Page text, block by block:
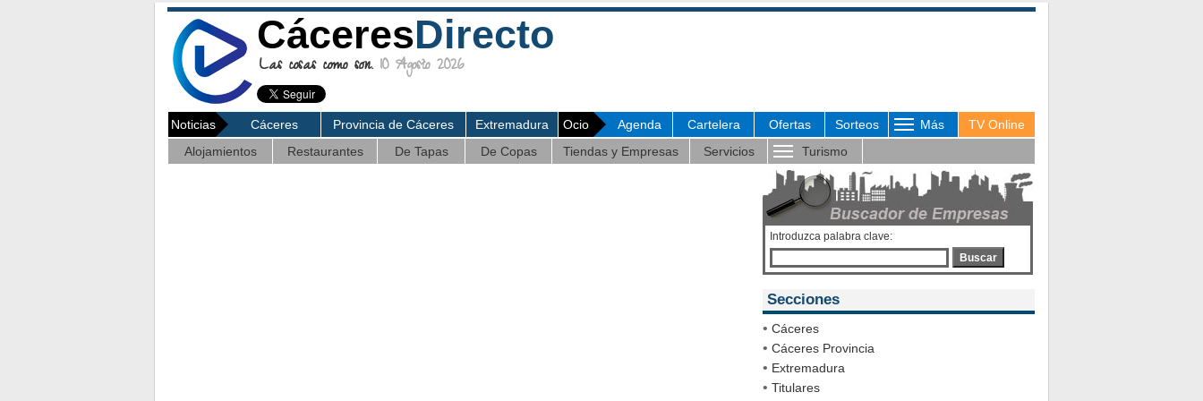
CáceresDirecto
Las cosas como son. 10 Agosto 2026
Noticias Cáceres Provincia de Cáceres Extremadura Ocio Agenda Cartelera Ofertas Sorteos Más
TV Online
Alojamientos
Restaurantes De Tapas De Copas Tiendas y Empresas Servicios Turismo
Introduzca palabra clave:
Buscar
Secciones
• Cáceres
• Cáceres Provincia
• Extremadura
• Titulares